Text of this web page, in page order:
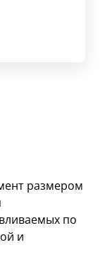
размером
по
и